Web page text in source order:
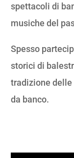
spettacoli di
musiche del
Spesso
storici di
tradizione delle
da banco.